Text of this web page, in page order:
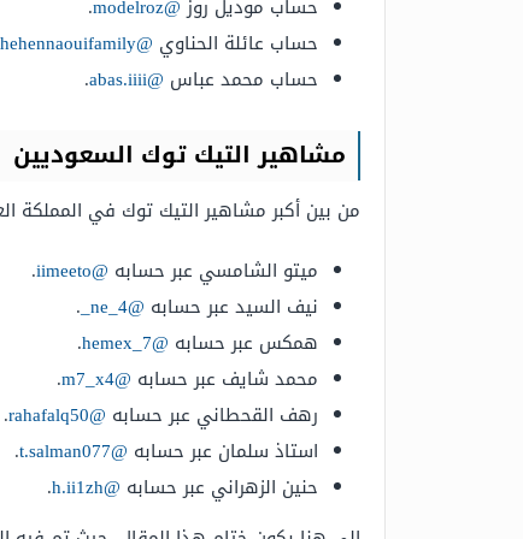
حساب موديل روز@modelroz
.
حساب عائلة الحناوي @thehennaouifamily
حساب محمد عباس @abas.iiii
.
مشاهير التيكتوك السعوديين
من بين أكبر مشاهير التيك توك في المملكة
ميتو الشامسي عبر حسابه @iimeeto
.
نيف السيد عبر حسابه @ne_4_
.
همكس عبر حسابه @hemex_7
.
محمد شايف عبر حسابه @m7_x4
.
رهف القحطاني عبر حسابه @rahafalq50
.
استاذ سلمان عبر حسابه @t.salman077
.
حنين الزهراني عبر حسابه @h.ii1zh
.